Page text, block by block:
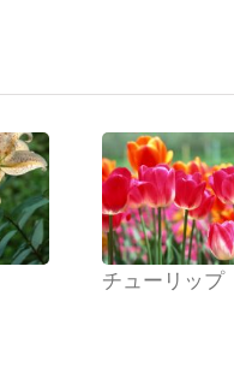
チューリップ